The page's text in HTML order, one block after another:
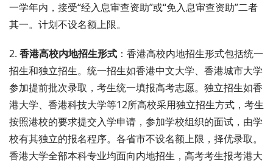
一学年内，接受“经入息审查资助”或“免入息审查资助”二者
其一。计划不设名额上限。
2. 香港高校内地招生形式 ：香港高校内地招生形式包括统一
招生和独立招生。统一招生如香港中文大学、香港城市大学
参加提前批次录取，考生统一填报高考志愿。独立招生如香
港大学、香港科技大学等12所高校采用独立招生方式，考生
按照港校的要求提交入学申请，参加学校组织的面试，由学
校有其独立的报名程序。各省市不设名额上限，择优录取。
香港大学全部本科专业均面向内地招生，高考考生报考港大